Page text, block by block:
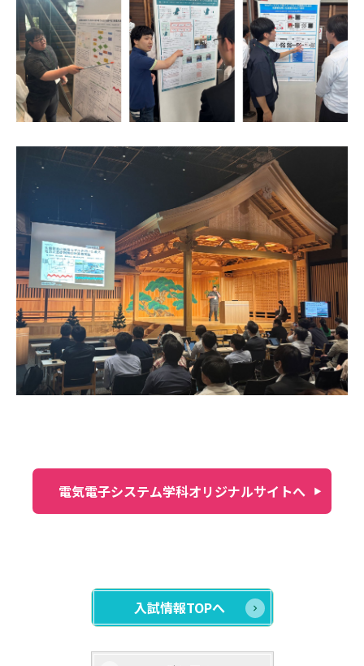
電気電子システム学科オリジナルサイトへ
入試情報TOPへ